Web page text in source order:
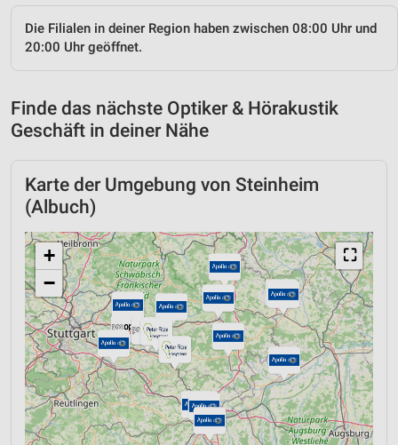
Die Filialen in deiner Region haben zwischen 08:00 Uhr und
20:00 Uhr geöffnet.
Finde das nächste Optiker & Hörakustik
Geschäft in deiner Nähe
Karte der Umgebung von Steinheim
(Albuch)
⛶
+
−